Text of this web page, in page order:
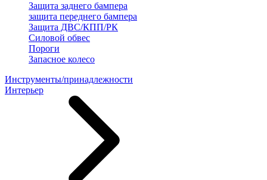
Защита заднего бампера
защита переднего бампера
Защита ДВС/КПП/РК
Силовой обвес
Пороги
Запасное колесо
Инструменты/принадлежности
Интерьер